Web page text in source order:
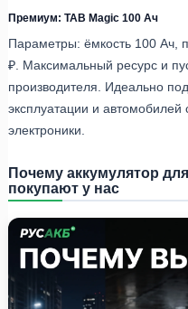
Премиум: TAB Magic 100 Ач
Параметры: ёмкость 100 Ач,
₽. Максимальный ресурс и
производителя. Идеально
эксплуатации и
электроники.
Почему аккумулятор
покупают у нас